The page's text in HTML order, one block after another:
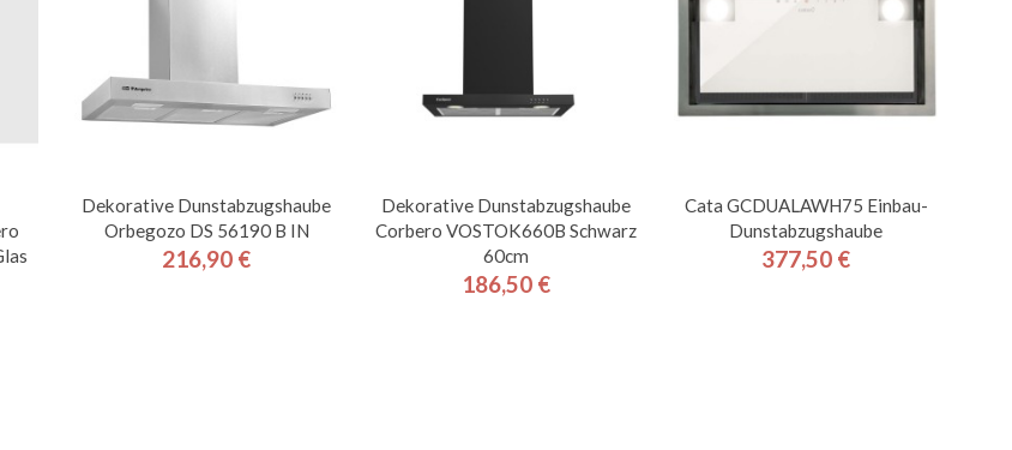
Dekorative Dunstabzugshaube
Orbegozo DS 56190 B IN
Preis
216,90 €
Dekorative Dunstabzugshaube
Corbero VOSTOK660B Schwarz
60cm
Preis
186,50 €
Cata GCDUALAWH75 Einbau-
Dunstabzugshaube
Preis
377,50 €